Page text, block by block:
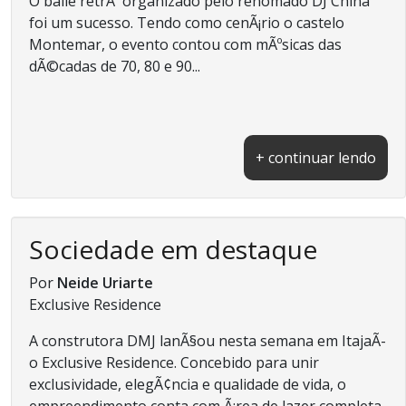
foi um sucesso. Tendo como cenÃ¡rio o castelo
Montemar, o evento contou com mÃºsicas das
dÃ©cadas de 70, 80 e 90...
+ continuar lendo
Sociedade em destaque
Por Neide Uriarte
Exclusive Residence
A construtora DMJ lanÃ§ou nesta semana em ItajaÃ­
o Exclusive Residence. Concebido para unir
exclusividade, elegÃ¢ncia e qualidade de vida, o